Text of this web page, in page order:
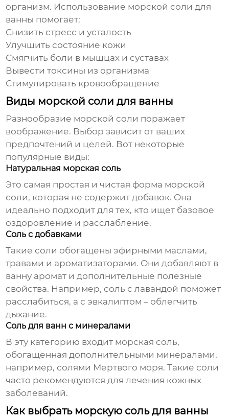
организм. Использование морской соли для
ванны помогает:
Снизить стресс и усталость
Улучшить состояние кожи
Смягчить боли в мышцах и суставах
Вывести токсины из организма
Стимулировать кровообращение
Виды морской соли для ванны
Разнообразие морской соли поражает
воображение. Выбор зависит от ваших
предпочтений и целей. Вот некоторые
популярные виды:
Натуральная морская соль
Это самая простая и чистая форма морской
соли, которая не содержит добавок. Она
идеально подходит для тех, кто ищет базовое
оздоровление и расслабление.
Соль с добавками
Такие соли обогащены эфирными маслами,
травами и ароматизаторами. Они добавляют в
ванну аромат и дополнительные полезные
свойства. Например, соль с лавандой поможет
расслабиться, а с эвкалиптом – облегчить
дыхание.
Соль для ванн с минералами
В эту категорию входит морская соль,
обогащенная дополнительными минералами,
например, солями Мертвого моря. Такие соли
часто рекомендуются для лечения кожных
заболеваний.
Как выбрать морскую соль для ванны